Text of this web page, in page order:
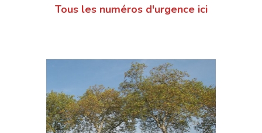
Tous les numéros d'urgence ici